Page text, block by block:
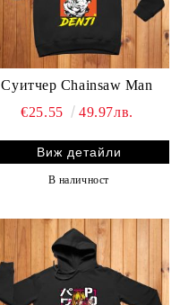
Суитчер Chainsaw Man
€25.55
49.97лв.
Виж детайли
В наличност